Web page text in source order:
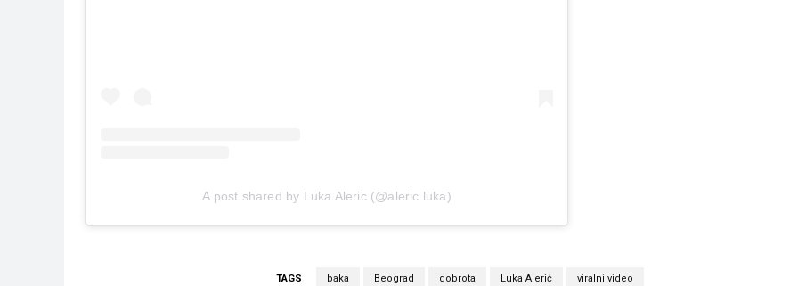
A post shared by Luka Aleric (@aleric.luka)
TAGS baka Beograd dobrota Luka Alerić viralni video